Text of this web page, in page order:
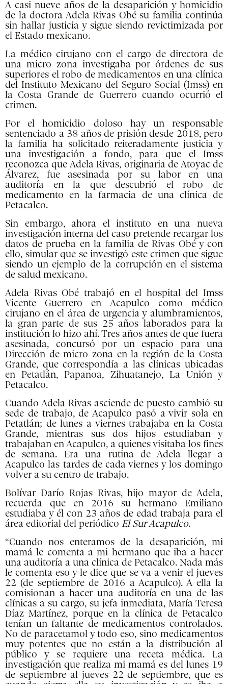
A casi nueve años de la desaparición y homicidio
de la doctora Adela Rivas Obé su familia continúa
sin hallar justicia y sigue siendo revictimizada por
el Estado mexicano.
La médico cirujano con el cargo de directora de
una micro zona investigaba por órdenes de sus
superiores el robo de medicamentos en una clínica
del Instituto Mexicano del Seguro Social (Imss) en
la Costa Grande de Guerrero cuando ocurrió el
crimen.
Por el homicidio doloso hay un responsable
sentenciado a 38 años de prisión desde 2018, pero
la familia ha solicitado reiteradamente justicia y
una investigación a fondo, para que el Imss
reconozca que Adela Rivas, originaria de Atoyac de
Álvarez, fue asesinada por su labor en una
auditoría en la que descubrió el robo de
medicamento en la farmacia de una clínica de
Petacalco.
Sin embargo, ahora el instituto en una nueva
investigación interna del caso pretende recargar los
datos de prueba en la familia de Rivas Obé y con
ello, simular que se investigó este crimen que sigue
siendo un ejemplo de la corrupción en el sistema
de salud mexicano.
Adela Rivas Obé trabajó en el hospital del Imss
Vicente Guerrero en Acapulco como médico
cirujano en el área de urgencia y alumbramientos,
la gran parte de sus 25 años laborados para la
institución lo hizo ahí. Tres años antes de que fuera
asesinada, concursó por un espacio para una
Dirección de micro zona en la región de la Costa
Grande, que correspondía a las clínicas ubicadas
en Petatlán, Papanoa, Zihuatanejo, La Unión y
Petacalco.
Cuando Adela Rivas asciende de puesto cambió su
sede de trabajo, de Acapulco pasó a vivir sola en
Petatlán; de lunes a viernes trabajaba en la Costa
Grande, mientras sus dos hijos estudiaban y
trabajaban en Acapulco, a quienes visitaba los fines
de semana. Era una rutina de Adela llegar a
Acapulco las tardes de cada viernes y los domingo
volver a su centro de trabajo.
Bolívar Darío Rojas Rivas, hijo mayor de Adela,
recuerda que en 2016 su hermano Emiliano
estudiaba y él con 23 años de edad trabaja para el
área editorial del periódico El Sur Acapulco.
“Cuando nos enteramos de la desaparición, mi
mamá le comenta a mi hermano que iba a hacer
una auditoría a una clínica de Petacalco. Nada más
le comenta eso y le dice que se va a venir el jueves
22 (de septiembre de 2016 a Acapulco). A ella la
comisionan a hacer una auditoría en una de las
clínicas a su cargo, su jefa inmediata, María Teresa
Díaz Martínez, porque en la clínica de Petacalco
tenían un faltante de medicamentos controlados.
No de paracetamol y todo eso, sino medicamentos
muy potentes que no están a la distribución al
público y se requiere una receta médica. La
investigación que realiza mi mamá es del lunes 19
de septiembre al jueves 22 de septiembre, que es